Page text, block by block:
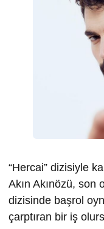
“Hercai” dizisiyle
Akın Akınözü, son
dizisinde başrol
çarptıran bir iş